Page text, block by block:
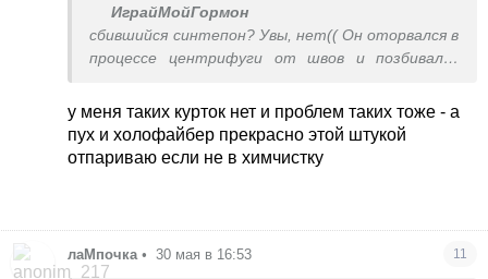
ИграйМойГормон
сбившийся синтепон? Увы, нет(( Он оторвался в
процессе центрифуги от швов и позбивался
у меня таких курток нет и проблем таких тоже - а
пух и холофайбер прекрасно этой штукой
отпариваю если не в химчистку
лаМпочка • 30 мая в 16:53 11